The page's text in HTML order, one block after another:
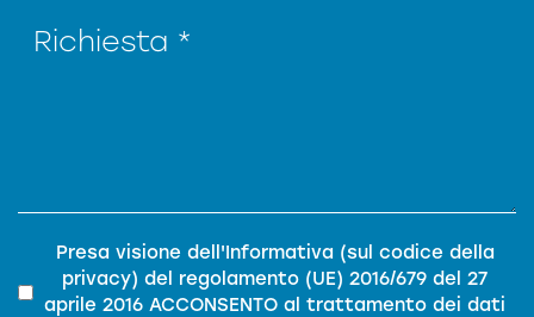
Privacy*
Presa visione dell'Informativa (sul codice della
privacy) del regolamento (UE) 2016/679 del 27
aprile 2016 ACCONSENTO al trattamento dei dati